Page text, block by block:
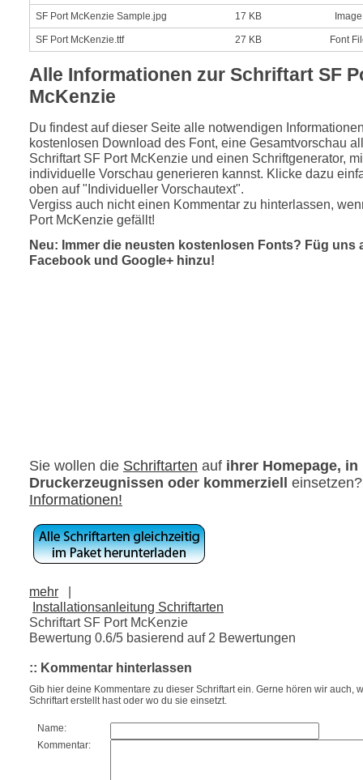
SF Port McKenzie Sample.jpg 17 KB Image
SF Port McKenzie.ttf 27 KB Font
Alle Informationen zur Schriftart SF
McKenzie
Du findest auf dieser Seite alle notwendigen
kostenlosen Download des Font, eine Gesamtvorschau
Schriftart SF Port McKenzie und einen Schriftgenerator,
individuelle Vorschau generieren kannst. Klicke dazu
oben auf "Individueller Vorschautext".
Vergiss auch nicht einen Kommentar zu hinterlassen,
Port McKenzie gefällt!
Neu: Immer die neusten kostenlosen Fonts? Füg uns
Facebook und Google+ hinzu!
Sie wollen die Schriftarten auf ihrer Homepage, in
Druckerzeugnissen oder kommerziell
Informationen!
mehr
|
Installationsanleitung Schriftarten
Schriftart SF Port McKenzie
Bewertung 0.6/5 basierend auf 2 Bewertungen
:: Kommentar hinterlassen
Gib hier deine Kommentare zu dieser Schriftart ein. Gerne hören wir auch,
Schriftart erstellt hast oder wo du sie einsetzt.
Name:
Kommentar: